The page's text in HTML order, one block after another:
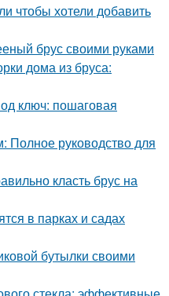
чтобы хотели добавить
брус своими руками
дома из бруса:
ключ: пошаговая
Полное руководство для
класть брус на
в парках и садах
бутылки своими